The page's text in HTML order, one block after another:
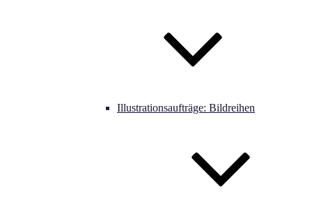
Illustrationsaufträge: Bildreihen